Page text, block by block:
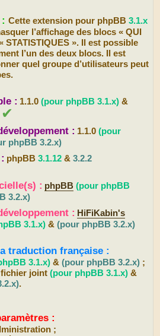
Cette extension pour phpBB 3.1.x
l’affichage des blocs « QUI
STATISTIQUES ». Il est possible
l’un des deux blocs. Il est
quel groupe d’utilisateurs peut
: 1.1.0 (pour phpBB 3.1.x) &
✔
: 1.1.0 (pour
phpBB 3.2.x)
phpBB 3.1.12 & 3.2.2
: phpBB (pour phpBB
3.2.x)
: HiFiKabin's
3.1.x) & (pour phpBB 3.2.x)
traduction française :
3.1.x) &(pour phpBB 3.2.x) ;
fichier joint(pour phpBB 3.1.x) &
.
:
;